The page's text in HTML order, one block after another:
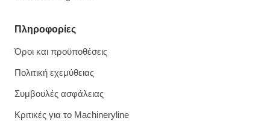
Πληροφορίες
Όροι και προϋποθέσεις
Πολιτική εχεμύθειας
Συμβουλές ασφάλειας
Κριτικές για το Machineryline